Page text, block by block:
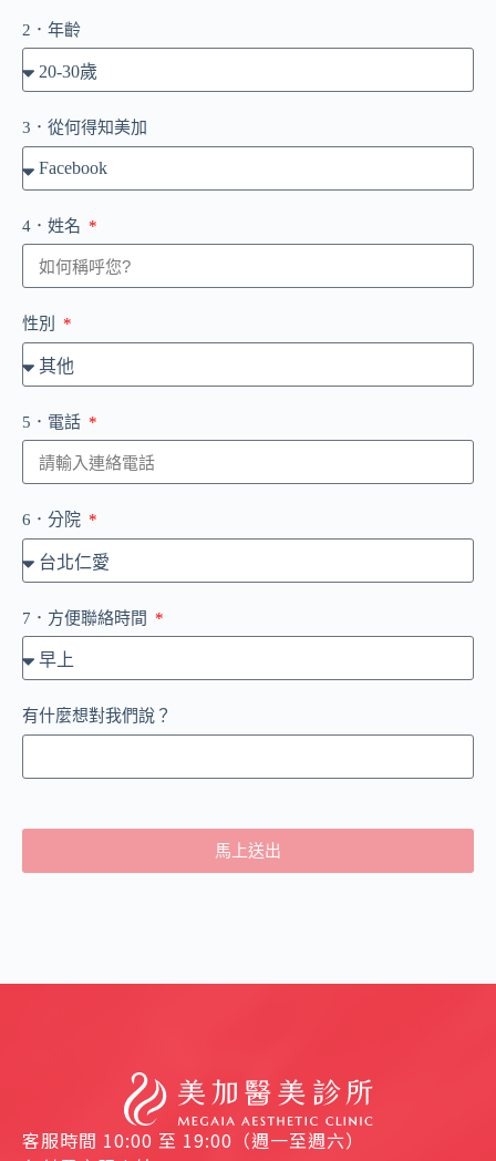
2．年齡
3．從何得知美加
4．姓名
性別
5．電話
6．分院
7．方便聯絡時間
有什麼想對我們說？
馬上送出
客服時間 10:00 至 19:00（週一至週六）